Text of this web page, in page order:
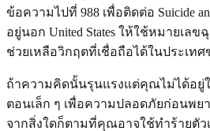
ข้อความไปที่ 988 เพื่อติดต่อ Suicide
อยู่นอก United States ให้ใช้หมายเล
ช่วยเหลือวิกฤตที่เชื่อถือได้ในประเท
ถ้าความคิดนั้นรุนแรงแต่คุณไม่ได้อยู่
ตอนเล็ก ๆ เพื่อความปลอดภัยก่อนพย
จากสิ่งใดก็ตามที่คุณอาจใช้ทำร้ายตัว